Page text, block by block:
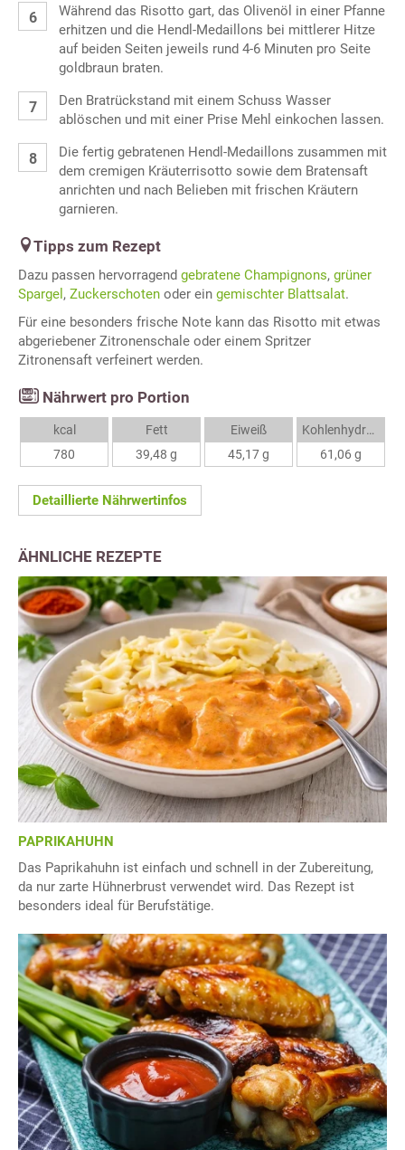
Während das Risotto gart, das Olivenöl in einer Pfanne
erhitzen und die Hendl-Medaillons bei mittlerer Hitze
auf beiden Seiten jeweils rund 4-6 Minuten pro Seite
goldbraun braten.
Den Bratrückstand mit einem Schuss Wasser
ablöschen und mit einer Prise Mehl einkochen lassen.
Die fertig gebratenen Hendl-Medaillons zusammen mit
dem cremigen Kräuterrisotto sowie dem Bratensaft
anrichten und nach Belieben mit frischen Kräutern
garnieren.
Tipps zum Rezept
Dazu passen hervorragend gebratene Champignons, grüner
Spargel , Zuckerschoten oder ein gemischter Blattsalat.
Für eine besonders frische Note kann das Risotto mit etwas
abgeriebener Zitronenschale oder einem Spritzer
Zitronensaft verfeinert werden.
Nährwert pro Portion
kcal
780
Fett
39,48 g
Eiweiß
45,17 g
Kohlenhydrate
61,06 g
Detaillierte Nährwertinfos
ÄHNLICHE REZEPTE
PAPRIKAHUHN
Das Paprikahuhn ist einfach und schnell in der Zubereitung,
da nur zarte Hühnerbrust verwendet wird. Das Rezept ist
besonders ideal für Berufstätige.